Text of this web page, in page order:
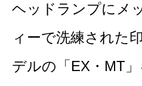
ヘッドランプにメ
ィーで洗練された
デルの「EX・MT